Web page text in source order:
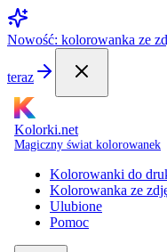
Nowość: kolorowanka ze
teraz
Kolorki.net
Magiczny świat kolorowanek
Kolorowanki do
Kolorowanka ze
Ulubione
Pomoc